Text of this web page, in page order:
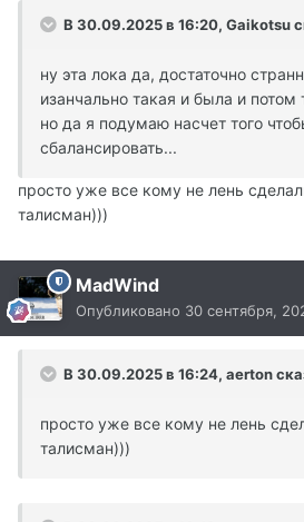
В 30.09.2025 в 16:20, Gaikotsu
ну эта лока да, достаточно
изанчально такая и была и
но да я подумаю насчет того
сбалансировать...
просто уже все кому не лень
талисман)))
MadWind
Опубликовано 30 сентября,
В 30.09.2025 в 16:24, aerton
просто уже все кому не лень
талисман)))